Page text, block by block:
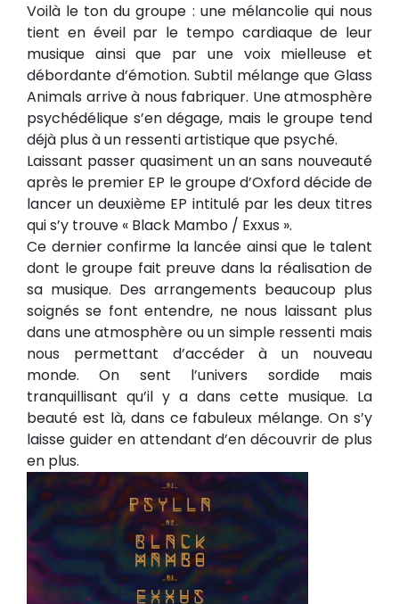
Voilà le ton du groupe : une mélancolie qui nous
tient en éveil par le tempo cardiaque de leur
musique ainsi que par une voix mielleuse et
débordante d’émotion. Subtil mélange que Glass
Animals arrive à nous fabriquer. Une atmosphère
psychédélique s’en dégage, mais le groupe tend
déjà plus à un ressenti artistique que psyché.
Laissant passer quasiment un an sans nouveauté
après le premier EP le groupe d’Oxford décide de
lancer un deuxième EP intitulé par les deux titres
qui s’y trouve « Black Mambo / Exxus ».
Ce dernier confirme la lancée ainsi que le talent
dont le groupe fait preuve dans la réalisation de
sa musique. Des arrangements beaucoup plus
soignés se font entendre, ne nous laissant plus
dans une atmosphère ou un simple ressenti mais
nous permettant d’accéder à un nouveau
monde. On sent l’univers sordide mais
tranquillisant qu’il y a dans cette musique. La
beauté est là, dans ce fabuleux mélange. On s’y
laisse guider en attendant d’en découvrir de plus
en plus.